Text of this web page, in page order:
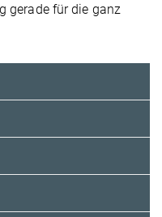
gerade für die ganz